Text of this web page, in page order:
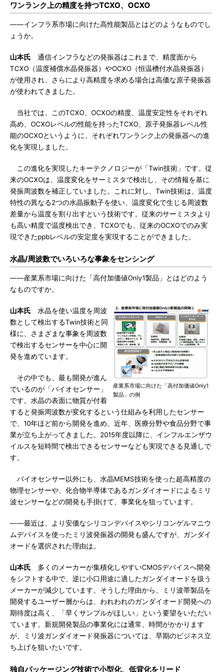
ワンランク上の精度を持つTCXO、OCXO
――インフラ系市場に向けた高性能製品とはどのようなものでし
ょうか。
山本氏 通信インフラなどの発振器はこれまで、精度面から
TCXO（温度補償水晶発振器）やOCXO（恒温槽付水晶発振器）
が使用され、さらにより高精度を求める場合は高価な原子発振器
が使われてきました。
当社では、このTCXO、OCXOの精度、温度安定性をそれぞれ
高め、OCXOレベルの性能を持ったTCXO、原子発振器レベル性
能のOCXOというように、それぞれワンランク上の発振器への進
化を実現しました。
この進化を実現したキーテクノロジーが「Twin技術」です。従
来のOCXOは、温度変化をサーミスタで検出し、その情報を基に
発振周波数を補正していました。これに対し、Twin技術は、温度
特性の異なる2つの水晶振動子を使い、温度変化で生じる周波数
差量から温度を割り出すという技術です。従来のサーミスタより
も高い精度で温度検出でき、TCXOでも、従来のOCXOでのみ実
現できたppbレベルの安定度を実現することができました。
水晶/周波数でいろいろな事象をセンシング
――産業系市場に向けた「高付加価値Only1製品」とはどのよう
なものですか。
産業系市場に向けた「高付加価値Only1
製品」の例
山本氏 水晶を使い温度を周波
数として検出するTwin技術と同
様に、さまざまな事象を周波数
で検出するセンサーを中心に開
発を進めています。
その中でも、最も開発が進ん
でいるのが「バイオセンサー」
です。水晶の表面に物質が付着
すると発振周波数が変化するという仕組みを利用したセンサー
で、10年ほど前から開発を進め、近年、医療分野や食品分野で事
業が立ち上がってきました。2015年度以降に、インフルエンザウ
イルスを短時間で検出できるセンサーなども実現できる見通しで
す。
バイオセンサー以外にも、水晶MEMS技術を使った超高精度の
物理センサーや、化合物半導体であるガンダイオードによるミリ
波センサーなどの開発も手掛けて、事業化を狙っています。
――最近は、より安価なシリコンデバイスやシリコンゲルマニウ
ムデバイスを使ったミリ波発振器の開発も盛んですが、ガンダイ
オードを選択された理由は。
山本氏 多くのメーカーが集積化しやすいCMOSデバイスへ開発
をシフトする中で、逆に小口用途に適したガンダイオードを扱う
メーカーが減少しています。そうした理由から、ミリ波帯製品を
開発するユーザー層からは、われわれのガンダイオード開発への
期待度は高く、「早くサンプルがほしい」という要望をいただい
ています。新規開発製品の事業化には通常、時間がかかります
が、ミリ波ガンダイオード発振器については、早期のビジネス立
ち上げを狙いたいです。
独自パッケージング技術で小型化、低背化をリード